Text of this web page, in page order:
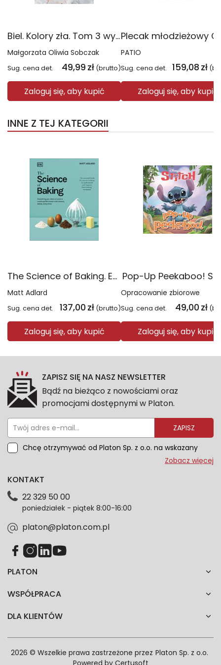
Biel. Kolory zła. Tom 3 wyd. 2025
Małgorzata Oliwia Sobczak
Sug. cena det. 49,99 zł (brutto)
Zaloguj się, aby kupić
PATIO
Sug. cena det. 159,08 zł
Zaloguj się, aby kupić
INNE Z TEJ KATEGORII
The Science of Baking. Everything You Need to Know to Create Perfect Sweet and Savoury Bakes, Every Time
Matt Adlard
Sug. cena det. 137,00 zł (brutto)
Zaloguj się, aby kupić
Pop-Up Peekaboo!
Opracowanie zbiorowe
Sug. cena det. 49,00 zł
Zaloguj się, aby kupić
ZAPISZ SIĘ NA NASZ NEWSLETTER
Bądź na bieżąco z nowościami oraz
promocjami dostępnymi w Platon.
ZAPISZ
Chcę otrzymywać od Platon Sp. z o.o. na wskazany
przeze mnie adres e-mail informacje marketingowe
dotyczące danych osobowych znajdziesz w naszej
każdym czasie. Wycofanie zgody nie wpłynie na
zgodność z prawem przetwarzania dokonanego przed
Zobacz więcej
PLATON
WSPÓŁPRACA
DLA KLIENTÓW
KONTAKT
22 329 50 00
poniedziałek - piątek 8:00-16:00
platon@platon.com.pl
2026 © Wszelkie prawa zastrzeżone przez Platon Sp. z o.o.
Powered by Certusoft